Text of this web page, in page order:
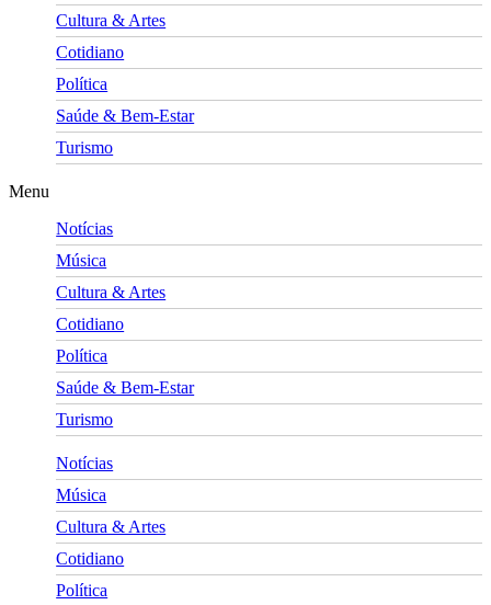
Cultura & Artes
Cotidiano
Política
Saúde & Bem-Estar
Turismo
Menu
Notícias
Música
Cultura & Artes
Cotidiano
Política
Saúde & Bem-Estar
Turismo
Notícias
Música
Cultura & Artes
Cotidiano
Política